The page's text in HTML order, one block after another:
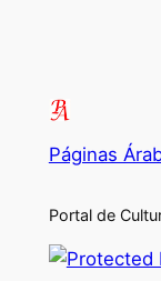
Páginas
Portal de